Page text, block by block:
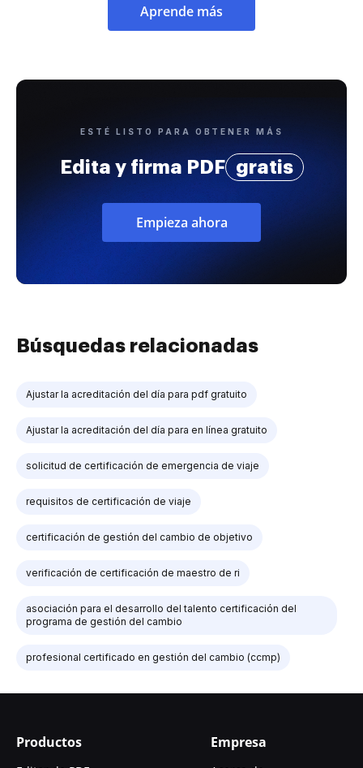
Aprende más
ESTÉ LISTO PARA OBTENER MÁS
Edita y firma PDF gratis
Empieza ahora
Búsquedas relacionadas
Ajustar la acreditación del día para pdf gratuito
Ajustar la acreditación del día para en línea gratuito
solicitud de certificación de emergencia de viaje
requisitos de certificación de viaje
certificación de gestión del cambio de objetivo
verificación de certificación de maestro de ri
asociación para el desarrollo del talento certificación del
programa de gestión del cambio
profesional certificado en gestión del cambio (ccmp)
Productos Empresa